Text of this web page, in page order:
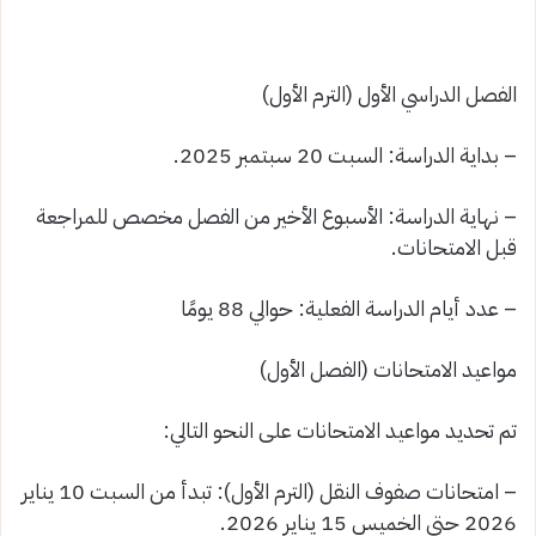
الفصل الدراسي الأول (الترم الأول)
– بداية الدراسة: السبت 20 سبتمبر 2025.
– نهاية الدراسة: الأسبوع الأخير من الفصل مخصص للمراجعة
قبل الامتحانات.
– عدد أيام الدراسة الفعلية: حوالي 88 يومًا
مواعيد الامتحانات (الفصل الأول)
تم تحديد مواعيد الامتحانات على النحو التالي:
– امتحانات صفوف النقل (الترم الأول): تبدأ من السبت 10 يناير
2026 حتى الخميس 15 يناير 2026.